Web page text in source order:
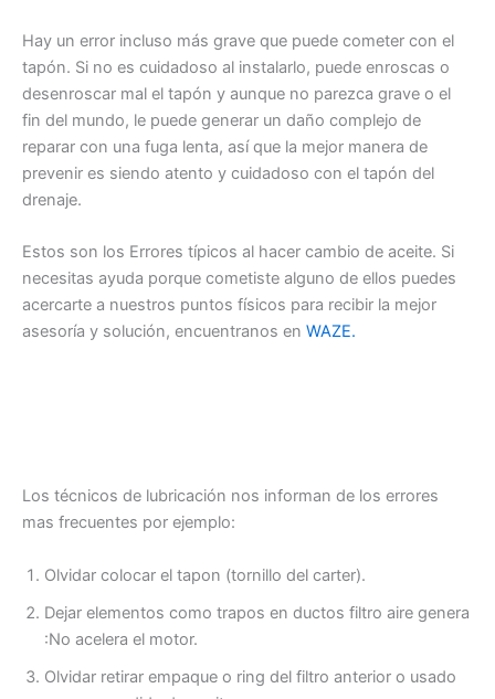
Hay un error incluso más grave que puede cometer con el
tapón. Si no es cuidadoso al instalarlo, puede enroscas o
desenroscar mal el tapón y aunque no parezca grave o el
fin del mundo, le puede generar un daño complejo de
reparar con una fuga lenta, así que la mejor manera de
prevenir es siendo atento y cuidadoso con el tapón del
drenaje.
Estos son los Errores típicos al hacer cambio de aceite. Si
necesitas ayuda porque cometiste alguno de ellos puedes
acercarte a nuestros puntos físicos para recibir la mejor
asesoría y solución, encuentranos en WAZE.
Los técnicos de lubricación nos informan de los errores
mas frecuentes por ejemplo:
Olvidar colocar el tapon (tornillo del carter).
Dejar elementos como trapos en ductos filtro aire genera
:No acelera el motor.
Olvidar retirar empaque o ring del filtro anterior o usado